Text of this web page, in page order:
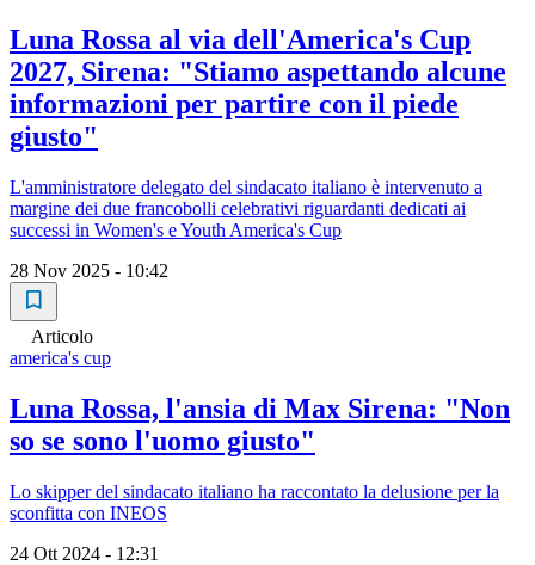
Luna Rossa al via dell'America's Cup
2027, Sirena: "Stiamo aspettando alcune
informazioni per partire con il piede
giusto"
L'amministratore delegato del sindacato italiano è intervenuto a
margine dei due francobolli celebrativi riguardanti dedicati ai
successi in Women's e Youth America's Cup
28 Nov 2025 - 10:42
Articolo
america's cup
Luna Rossa, l'ansia di Max Sirena: "Non
so se sono l'uomo giusto"
Lo skipper del sindacato italiano ha raccontato la delusione per la
sconfitta con INEOS
24 Ott 2024 - 12:31